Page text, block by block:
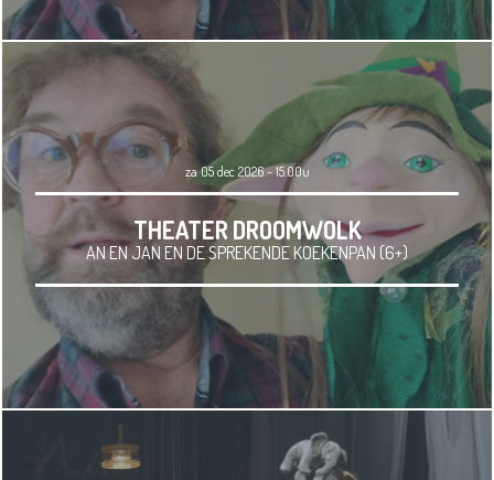
za 05 dec 2026 - 15.00u
THEATER DROOMWOLK
AN EN JAN EN DE SPREKENDE KOEKENPAN (6+)